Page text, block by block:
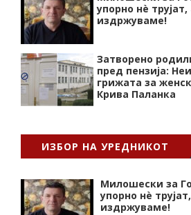
упорно нѐ
издржуваме!
Затворено
пред пензија:
грижата за
Крива Паланка
ИЗБОР НА УРЕДНИКОТ
Милошески за
упорно нѐ
издржуваме!